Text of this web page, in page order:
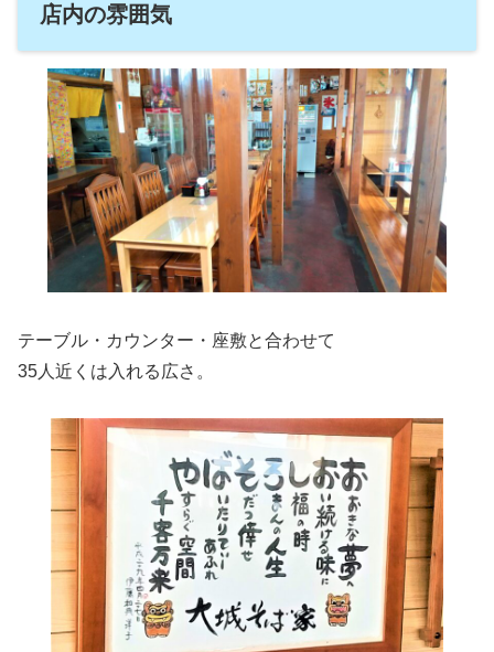
店内の雰囲気
テーブル・カウンター・座敷と合わせて
35人近くは入れる広さ。